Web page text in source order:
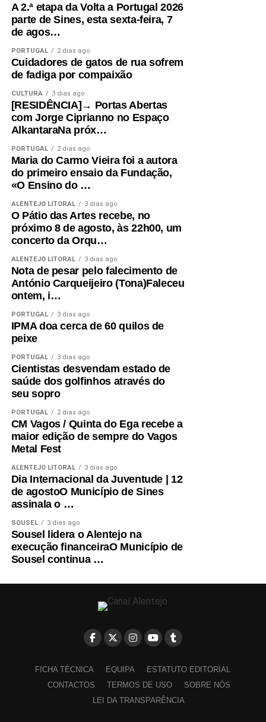
A 2.ª etapa da Volta a Portugal 2026
parte de Sines, esta sexta-feira, 7
de agos…
PORTUGAL 2 dias ago
Cuidadores de gatos de rua sofrem
de fadiga por compaixão
CULTURA 3 dias ago
[RESIDÊNCIA]→ Portas Abertas
com Jorge Ciprianno no Espaço
AlkantaraNa próx…
PORTUGAL 2 dias ago
Maria do Carmo Vieira foi a autora
do primeiro ensaio da Fundação,
«O Ensino do …
ALENTEJO LITORAL 3 dias ago
O Pátio das Artes recebe, no
próximo 8 de agosto, às 22h00, um
concerto da Orqu…
ALENTEJO LITORAL 3 dias ago
Nota de pesar pelo falecimento de
António Carqueijeiro (Tona)Faleceu
ontem, i…
PORTUGAL 3 dias ago
IPMA doa cerca de 60 quilos de
peixe
PORTUGAL 3 dias ago
Cientistas desvendam estado de
saúde dos golfinhos através do
seu sopro
PORTUGAL 2 dias ago
CM Vagos / Quinta do Ega recebe a
maior edição de sempre do Vagos
Metal Fest
ALENTEJO LITORAL 3 dias ago
Dia Internacional da Juventude | 12
de agostoO Município de Sines
assinala o …
SOUSEL 3 dias ago
Sousel lidera o Alentejo na
execução financeiraO Município de
Sousel continua …
FICHA TÉCNICA EQUIPA
ESTATUTO EDITORIAL
CONTACTOS
TERMOS DE USO
SOBRE NÓS
LEI DA TRANSPARÊNCIA